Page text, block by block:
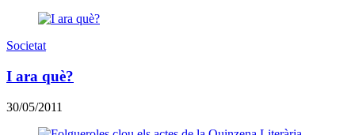
Societat
I ara què?
30/05/2011